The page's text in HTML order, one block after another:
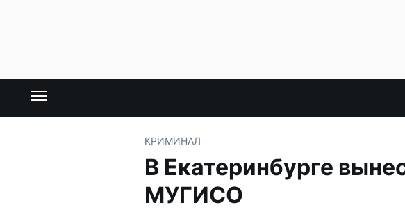
КРИМИНАЛ
В Екатеринбурге
МУГИСО